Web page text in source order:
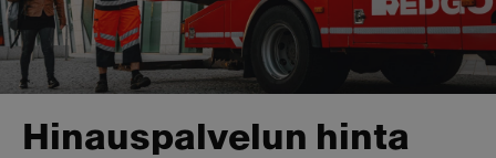
Hinauspalvelun hinta